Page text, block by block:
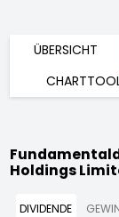
ÜBERSICHT
Holdings
DIVIDENDE